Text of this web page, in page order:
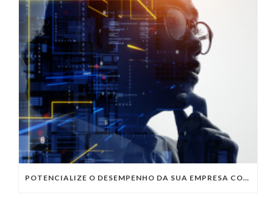
POTENCIALIZE O DESEMPENHO DA SUA EMPRESA COM OS SERVIÇOS DE TI DA VIVO VITA